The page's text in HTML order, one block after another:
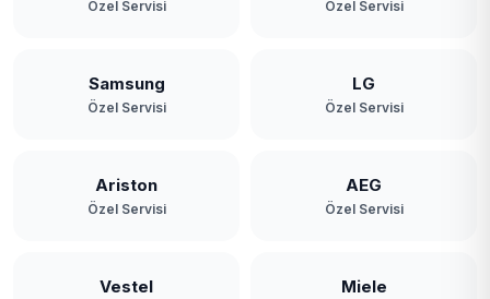
Özel Servisi Özel Servisi
Samsung
Özel Servisi
LG
Özel Servisi
Ariston
Özel Servisi
AEG
Özel Servisi
Vestel Miele